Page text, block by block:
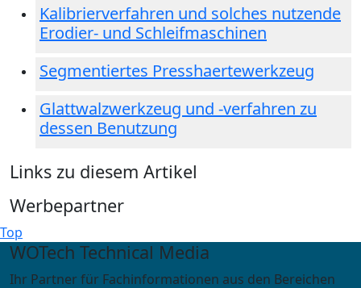
Kalibrierverfahren und solches nutzende
Erodier- und Schleifmaschinen
Segmentiertes Presshaertewerkzeug
Glattwalzwerkzeug und -verfahren zu
dessen Benutzung
Links zu diesem Artikel
Werbepartner
Top
WOTech Technical Media
Ihr Partner für Fachinformationen aus den Bereichen